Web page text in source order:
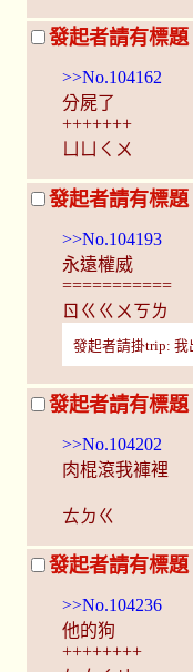
發起者請有標題
>>No.104162
分屍了
+++++++
ㄩㄩㄑㄨ
發起者請有標題
>>No.104193
永遠權威
===========
ㄖㄍㄍㄨㄎㄌ
發起者請掛trip: 我
發起者請有標題
>>No.104202
肉棍滾我褲裡
ㄊㄉㄍ
發起者請有標題
>>No.104236
他的狗
++++++++